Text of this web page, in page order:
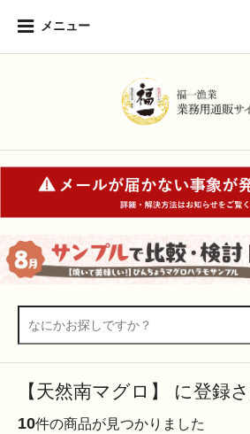
メニュー
【天然南マグロ】 に登録
10件の商品が見つかりました